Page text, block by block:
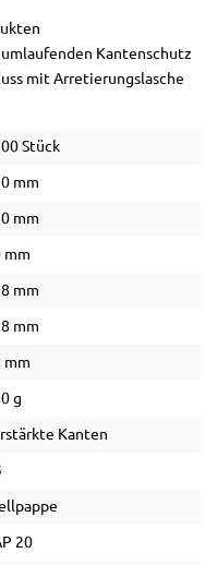
Kantenschutz
mit Arretierungslasche
Stück
mm
mm
mm
mm
mm
mm
g
Kanten
20